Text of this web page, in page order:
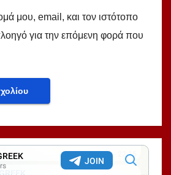
μου, email, και τον ιστότοπο
για την επόμενη φορά που